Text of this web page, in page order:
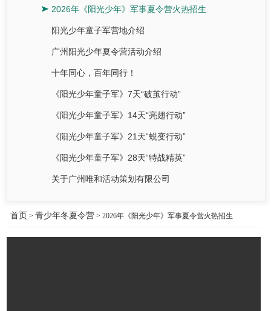
2026年《阳光少年》军事夏令营火热招生
阳光少年童子军营地介绍
广州阳光少年夏令营活动介绍
十年同心，百年同行！
《阳光少年童子军》7天“破茧行动”
《阳光少年童子军》14天“亮翅行动”
《阳光少年童子军》21天“蜕变行动”
《阳光少年童子军》28天“特战精英”
关于广州唯和活动策划有限公司
首页 > 青少年冬夏令营> 2026年《阳光少年》军事夏令营火热招生